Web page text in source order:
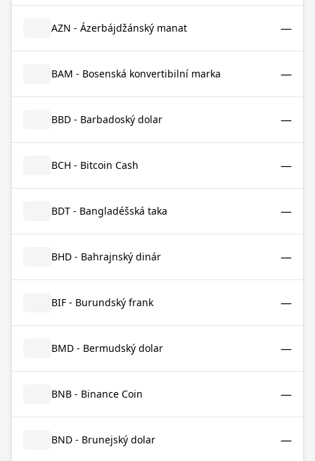
AZN - Ázerbájdžánský manat —
BAM - Bosenská konvertibilní marka —
BBD - Barbadoský dolar —
BCH - Bitcoin Cash —
BDT - Bangladéšská taka —
BHD - Bahrajnský dinár —
BIF - Burundský frank —
BMD - Bermudský dolar —
BNB - Binance Coin —
BND - Brunejský dolar —